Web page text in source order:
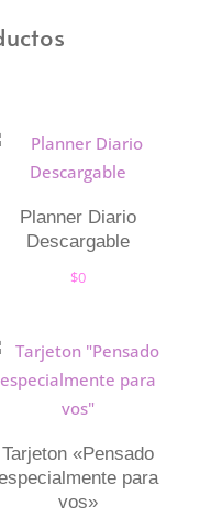
Planner Diario
Descargable
$0
Tarjeton «Pensado
para
vos»